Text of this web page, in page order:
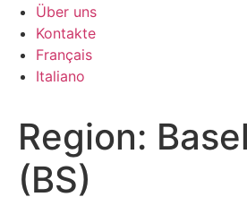
Über uns
Kontakte
Français
Italiano
Region:
(BS)